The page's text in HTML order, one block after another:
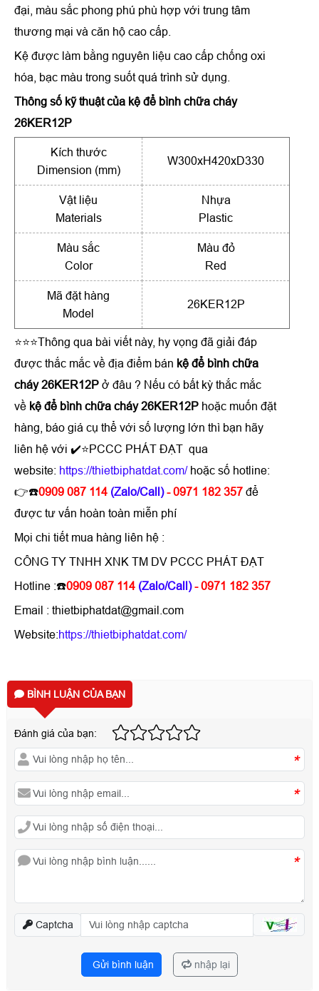
đại, màu sắc phong phú phù hợp với trung tâm
thương mại và căn hộ cao cấp.
Kệ được làm bằng nguyên liệu cao cấp chống oxi
hóa, bạc màu trong suốt quá trình sử dụng.
Thông số kỹ thuật của kệ để bình chữa cháy
26KER12P
Kích thước
Dimension (mm)
W300xH420xD330
Vật liệu
Materials
Nhựa
Plastic
Màu sắc
Color
Màu đỏ
Red
Mã đặt hàng
Model
26KER12P
⭐⭐⭐Thông qua bài viết này, hy vọng đã giải đáp
được thắc mắc về địa điểm bán kệ để bình chữa
cháy 26KER12P ở đâu ? Nếu có bất kỳ thắc mắc
về kệ để bình chữa cháy 26KER12P hoặc muốn đặt
hàng, báo giá cụ thể với số lượng lớn thì bạn hãy
liên hệ với ✔️⭐PCCC PHÁT ĐẠT qua
website: https://thietbiphatdat.com/hoặc số hotline:
👉☎️0909 087 114 (Zalo/Call) - 0971 182 357 để
được tư vấn hoàn toàn miễn phí
Mọi chi tiết mua hàng liên hệ :
CÔNG TY TNHH XNK TM DV PCCC PHÁT ĐẠT
Hotline :☎️0909 087 114 (Zalo/Call) - 0971 182 357
Email : thietbiphatdat@gmail.com
Website:https://thietbiphatdat.com/
BÌNH LUẬN CỦA BẠN
Đánh giá của bạn:
*
*
*
Captcha
Gửi bình luận nhập lại